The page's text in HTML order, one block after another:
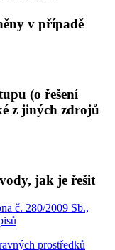
v případě
(o řešení
z jiných zdrojů
jak je řešit
č. 280/2009 Sb.,
prostředků